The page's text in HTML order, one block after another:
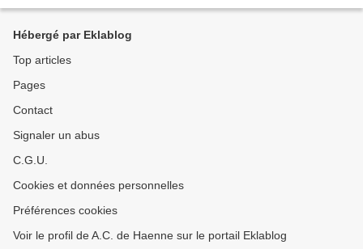
Hébergé par Eklablog
Top articles
Pages
Contact
Signaler un abus
C.G.U.
Cookies et données personnelles
Préférences cookies
Voir le profil de A.C. de Haenne sur le portail Eklablog